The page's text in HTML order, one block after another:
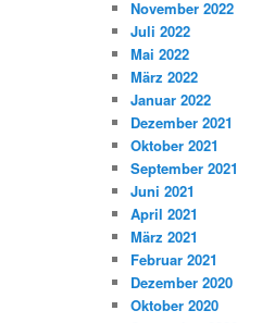
November 2022
Juli 2022
Mai 2022
März 2022
Januar 2022
Dezember 2021
Oktober 2021
September 2021
Juni 2021
April 2021
März 2021
Februar 2021
Dezember 2020
Oktober 2020